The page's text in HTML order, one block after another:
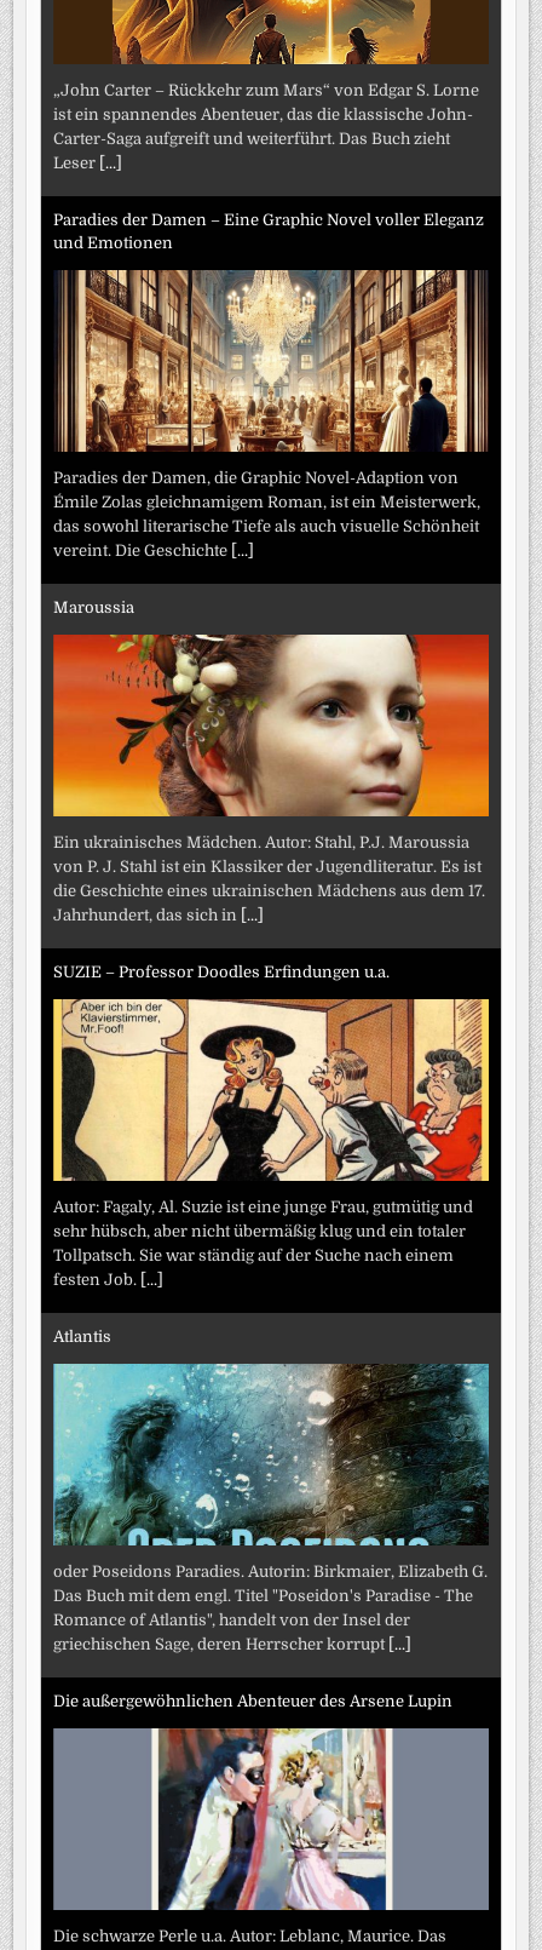
„John Carter – Rückkehr zum Mars“ von Edgar S. Lorne
ist ein spannendes Abenteuer, das die klassische John-
Carter-Saga aufgreift und weiterführt. Das Buch zieht
Leser [...]
Paradies der Damen – Eine Graphic Novel voller Eleganz
und Emotionen
Paradies der Damen, die Graphic Novel-Adaption von
Émile Zolas gleichnamigem Roman, ist ein Meisterwerk,
das sowohl literarische Tiefe als auch visuelle Schönheit
vereint. Die Geschichte [...]
Maroussia
Ein ukrainisches Mädchen. Autor: Stahl, P.J. Maroussia
von P. J. Stahl ist ein Klassiker der Jugendliteratur. Es ist
die Geschichte eines ukrainischen Mädchens aus dem 17.
Jahrhundert, das sich in [...]
SUZIE – Professor Doodles Erfindungen u.a.
Autor: Fagaly, Al. Suzie ist eine junge Frau, gutmütig und
sehr hübsch, aber nicht übermäßig klug und ein totaler
Tollpatsch. Sie war ständig auf der Suche nach einem
festen Job. [...]
Atlantis
oder Poseidons Paradies. Autorin: Birkmaier, Elizabeth G.
Das Buch mit dem engl. Titel "Poseidon's Paradise - The
Romance of Atlantis", handelt von der Insel der
griechischen Sage, deren Herrscher korrupt [...]
Die außergewöhnlichen Abenteuer des Arsene Lupin
Die schwarze Perle u.a. Autor: Leblanc, Maurice. Das